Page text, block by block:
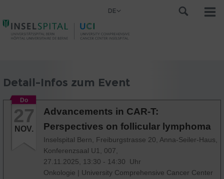
DE
Detail-Infos zum Event
Do
27
NOV.
Advancements in CAR-T:
Perspectives on follicular lymphoma
Inselspital Bern, Freiburgstrasse 20, Anna-Seiler-Haus,
Konferenzsaal U1, 007,
27.11.2025, 13:30 - 14:30 Uhr
Onkologie | University Comprehensive Cancer Center